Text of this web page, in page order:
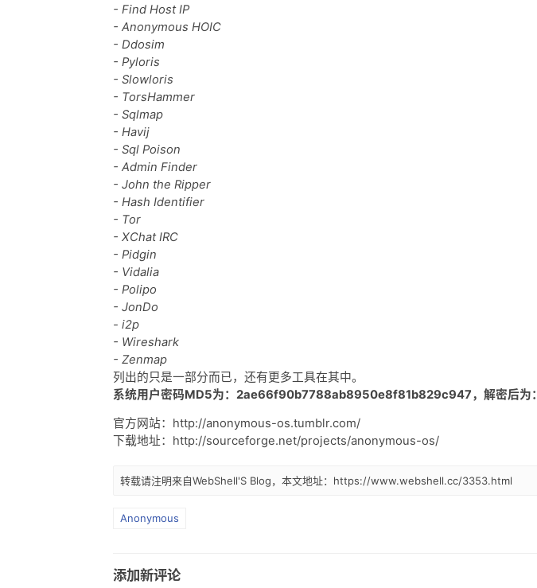
- Find Host IP
- Anonymous HOIC
- Ddosim
- Pyloris
- Slowloris
- TorsHammer
- Sqlmap
- Havij
- Sql Poison
- Admin Finder
- John the Ripper
- Hash Identifier
- Tor
- XChat IRC
- Pidgin
- Vidalia
- Polipo
- JonDo
- i2p
- Wireshark
- Zenmap
列出的只是一部分而已，还有更多工具在其中。
系统用户密码MD5为：2ae66f90b7788ab8950e8f81b829c947，解密后为：
官方网站：http://anonymous-os.tumblr.com/
下载地址：http://sourceforge.net/projects/anonymous-os/
转载请注明来自WebShell'S Blog，本文地址：https://www.webshell.cc/3353.html
Anonymous
添加新评论